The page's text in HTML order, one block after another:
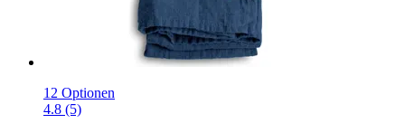
12 Optionen
4.8 (5)